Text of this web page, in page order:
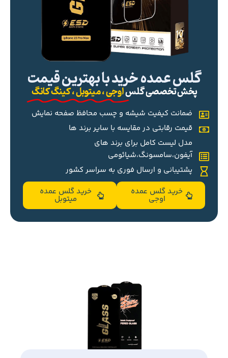
گلس عمده خرید با بهترین قیمت
پخش تخصصی گلساوجی ، میتوبل ، کینگ کانگ
ضمانت کیفیت شیشه و چسب محافظ صفحه نمایش
قیمت رقابتی در مقایسه با سایر برند ها
مدل لیست کامل برای برند های
آیفون،سامسونگ،شیائومی
پشتیبانی و ارسال فوری به سراسر کشور
خرید گلس عمده
اوجی
خرید گلس عمده
میتوبل